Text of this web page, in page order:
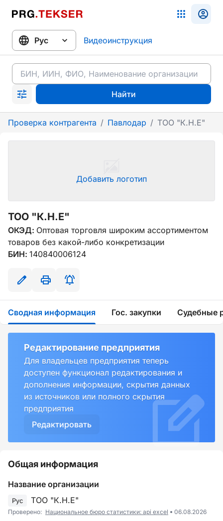
Видеоинструкция
Найти
Проверка контрагента / Павлодар / ТОО "К.Н.Е"
Добавить логотип
ТОО "К.Н.Е"
ОКЭД: Оптовая торговля широким ассортиментом
товаров без какой-либо конкретизации
БИН: 140840006124
Сводная информация Гос. закупки Судебные
Редактирование предприятия
Для владельцев предприятия теперь
доступен функционал редактирования и
дополнения информации, скрытия данных
из источников или полного скрытия
предприятия
Редактировать
Общая информация
Название организации
Рус ТОО "К.Н.Е"
Проверено: Национальное бюро статистики: api excel 06.08.2026